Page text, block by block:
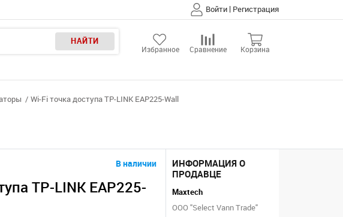
Войти | Регистрация
НАЙТИ
Избранное Сравнение Корзина
Wi-Fi точка доступа TP-LINK EAP225-Wall
В наличии
TP-LINK EAP225-
ИНФОРМАЦИЯ О
ПРОДАВЦЕ
Maxtech
ООО "Select Vann Trade"